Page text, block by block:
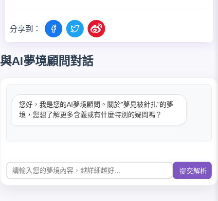
分享到：
與AI夢境顧問對話
您好，我是您的AI夢境顧問。關於"夢見被針扎"的夢
境，您想了解更多含義或有什麼特別的疑問嗎？
提交解析